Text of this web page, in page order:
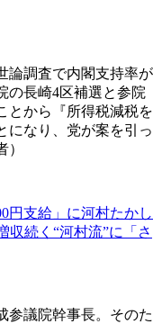
論調査で内閣支持率が
の長崎4区補選と参院
とから『所得税減税を
になり、党が案を引っ
円支給」に河村たかし
収続く“河村流”に「さ
議院幹事長。そのた